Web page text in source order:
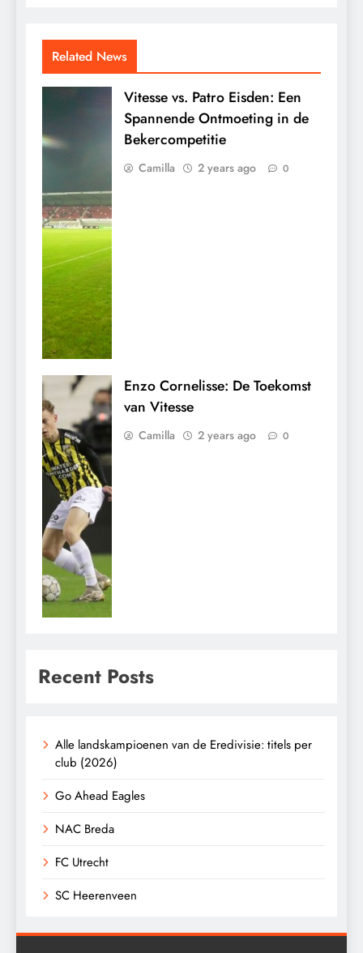
Related News
Vitesse vs. Patro Eisden: Een
Spannende Ontmoeting in de
Bekercompetitie
Camilla 2 years ago 0
Enzo Cornelisse: De Toekomst
van Vitesse
Camilla 2 years ago 0
Recent Posts
Alle landskampioenen van de Eredivisie: titels per
club (2026)
Go Ahead Eagles
NAC Breda
FC Utrecht
SC Heerenveen